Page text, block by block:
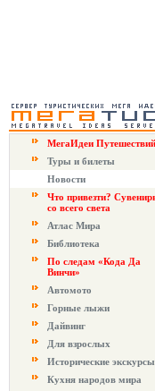
МегаИдеи Путешествий
Туры и билеты
Новости
Что привезти?
со всего света
Атлас Мира
Библиотека
По следам «Кода Да
Винчи»
Автомото
Горные лыжи
Дайвинг
Для взрослых
Исторические экскурсы
Кухня народов мира